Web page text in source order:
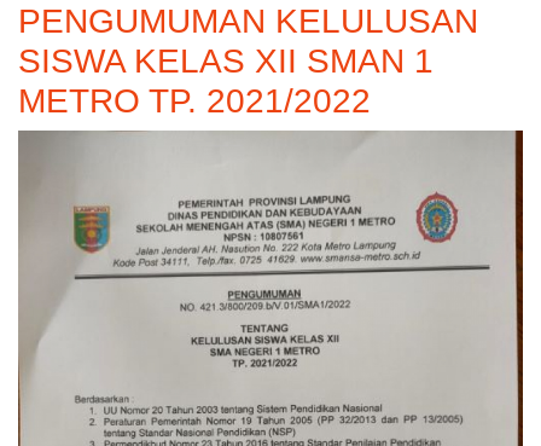
PENGUMUMAN KELULUSAN
SISWA KELAS XII SMAN 1
METRO TP. 2021/2022